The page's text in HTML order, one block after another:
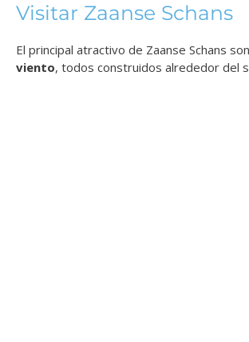
Visitar Zaanse Schans
El principal atractivo de Zaanse Schans
viento, todos construidos alrededor del